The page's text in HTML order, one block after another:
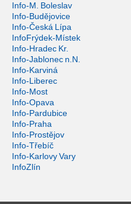
Info-M. Boleslav
Info-Budějovice
Info-Česká Lípa
InfoFrýdek-Místek
Info-Hradec Kr.
Info-Jablonec n.N.
Info-Karviná
Info-Liberec
Info-Most
Info-Opava
Info-Pardubice
Info-Praha
Info-Prostějov
Info-Třebíč
Info-Karlovy Vary
InfoZlín